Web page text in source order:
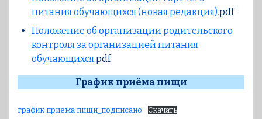
питания обучающихся (новая редакция).pdf
Положение об организации родительского
контроля за организацией питания
обучающихся.pdf
График приёма пищи
график приема пищи_подписано Скачать